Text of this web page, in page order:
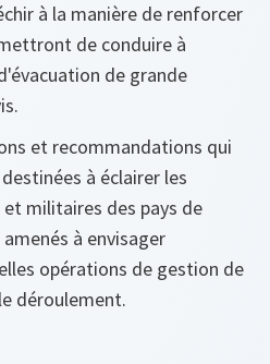
à la manière de renforcer
de conduire à
de grande
et recommandations qui
à éclairer les
militaires des pays de
à envisager
opérations de gestion de
déroulement.